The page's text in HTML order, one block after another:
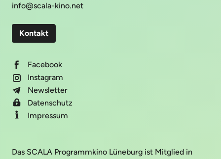
info@scala-kino.net
Kontakt
Facebook
Instagram
Newsletter
Datenschutz
Impressum
Das SCALA Programmkino Lüneburg ist Mitglied in